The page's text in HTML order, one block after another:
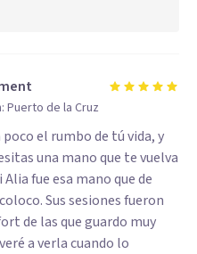
Puerto de la Cruz
el rumbo de tú vida, y
una mano que te vuelva
fue esa mano que de
Sus sesiones fueron
de las que guardo muy
a verla cuando lo